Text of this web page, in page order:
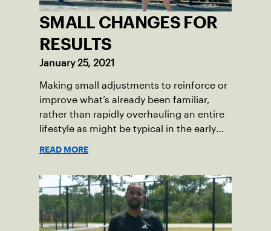
SMALL CHANGES FOR
RESULTS
January 25, 2021
Making small adjustments to reinforce or
improve what’s already been familiar,
rather than rapidly overhauling an entire
lifestyle as might be typical in the early
READ MORE